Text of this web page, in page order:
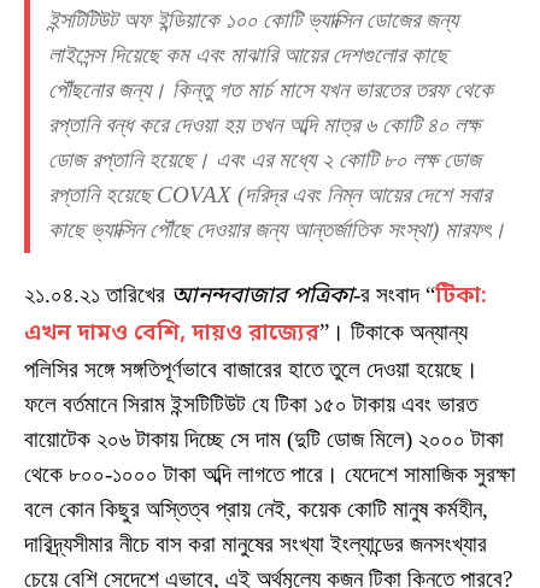
ইন্সটিটিউট অফ ইন্ডিয়াকে ১০০ কোটি ভ্যাক্সিন ডোজের জন্য
লাইসেন্স দিয়েছে কম এবং মাঝারি আয়ের দেশগুলোর কাছে
পৌঁছনোর জন্য। কিন্তু গত মার্চ মাসে যখন ভারতের তরফ থেকে
রপ্তানি বন্ধ করে দেওয়া হয় তখন অব্দি মাত্র ৬ কোটি ৪০ লক্ষ
ডোজ রপ্তানি হয়েছে। এবং এর মধ্যে ২ কোটি ৮০ লক্ষ ডোজ
রপ্তানি হয়েছে COVAX (দরিদ্র এবং নিম্ন আয়ের দেশে সবার
কাছে ভ্যাক্সিন পৌঁছে দেওয়ার জন্য আন্তর্জাতিক সংস্থা) মারফৎ।
২১.০৪.২১ তারিখের আনন্দবাজার পত্রিকা-র সংবাদ “টিকা:
এখন দামও বেশি, দায়ও রাজ্যের”। টিকাকে অন্যান্য
পলিসির সঙ্গে সঙ্গতিপূর্ণভাবে বাজারের হাতে তুলে দেওয়া হয়েছে।
ফলে বর্তমানে সিরাম ইন্সটিটিউট যে টিকা ১৫০ টাকায় এবং ভারত
বায়োটেক ২০৬ টাকায় দিচ্ছে সে দাম (দুটি ডোজ মিলে) ২০০০ টাকা
থেকে ৮০০-১০০০ টাকা অব্দি লাগতে পারে। যেদেশে সামাজিক সুরক্ষা
বলে কোন কিছুর অস্তিত্ব প্রায় নেই, কয়েক কোটি মানুষ কর্মহীন,
দারিদ্র্যসীমার নীচে বাস করা মানুষের সংখ্যা ইংল্যান্ডের জনসংখ্যার
চেয়ে বেশি সেদেশে এভাবে, এই অর্থমূল্যে কজন টিকা কিনতে পারবে?